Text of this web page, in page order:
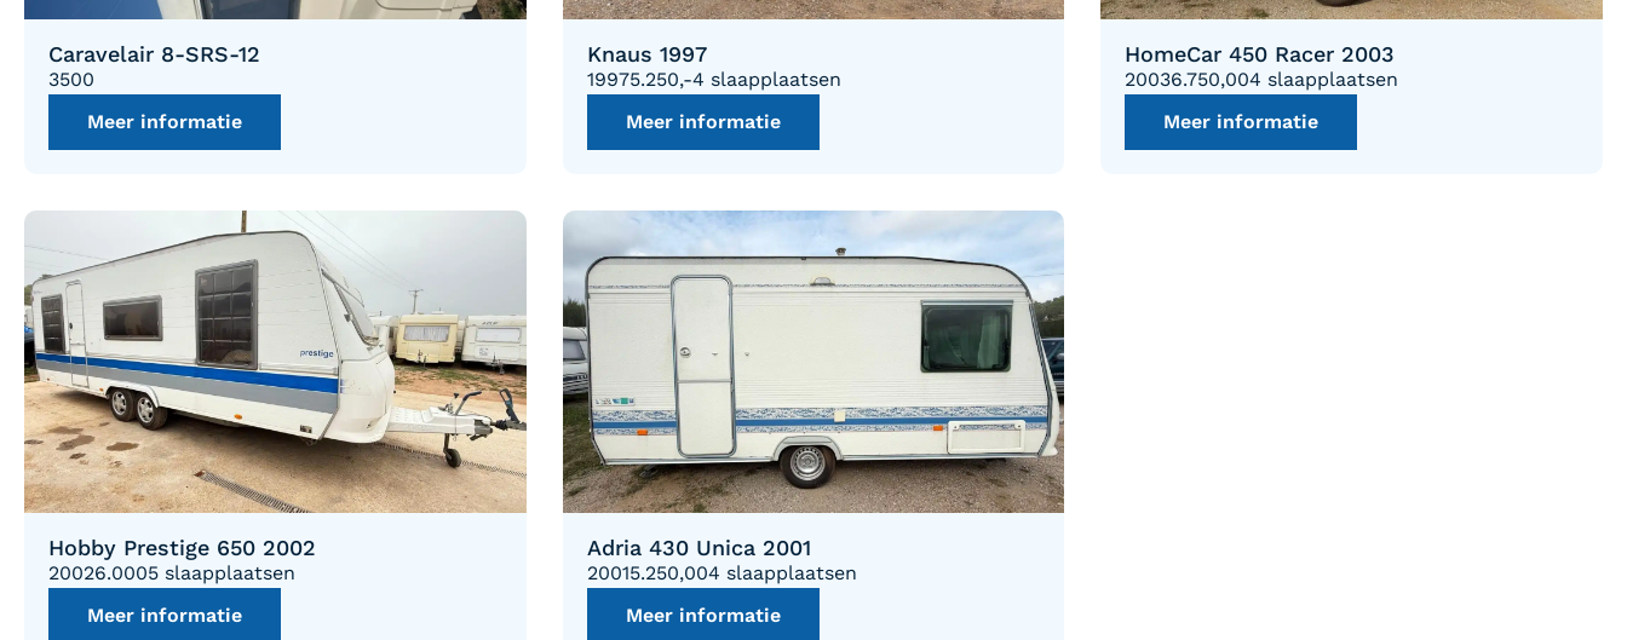
Caravelair 8-SRS-12
3500
Meer informatie
Knaus 1997
19975.250,-4 slaapplaatsen
Meer informatie
HomeCar 450 Racer 2003
20036.750,004 slaapplaatsen
Meer informatie
Hobby Prestige 650 2002
20026.0005 slaapplaatsen
Meer informatie
Adria 430 Unica 2001
20015.250,004 slaapplaatsen
Meer informatie